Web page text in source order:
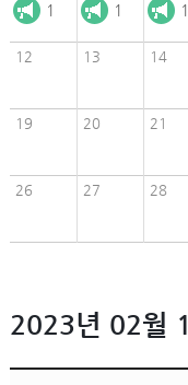
1 1 1
12 13 14
19 20 21
26 27 28
2023년 02월